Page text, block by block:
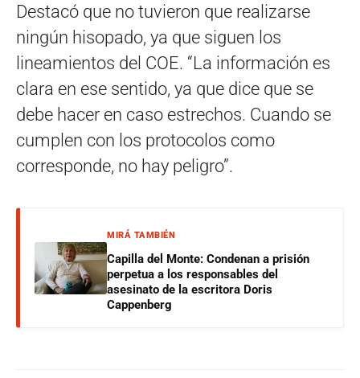
Destacó que no tuvieron que realizarse
ningún hisopado, ya que siguen los
lineamientos del COE. “La información es
clara en ese sentido, ya que dice que se
debe hacer en caso estrechos. Cuando se
cumplen con los protocolos como
corresponde, no hay peligro”.
MIRÁ TAMBIÉN
Capilla del Monte: Condenan a prisión
perpetua a los responsables del
asesinato de la escritora Doris
Cappenberg